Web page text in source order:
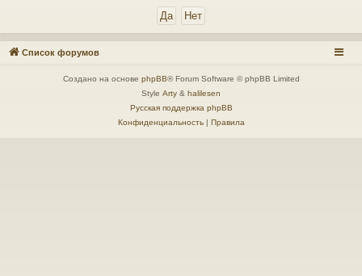
Список форумов
Создано на основе phpBB® Forum Software © phpBB Limited
Style Arty & halilesen
Русская поддержка phpBB
Конфиденциальность| Правила